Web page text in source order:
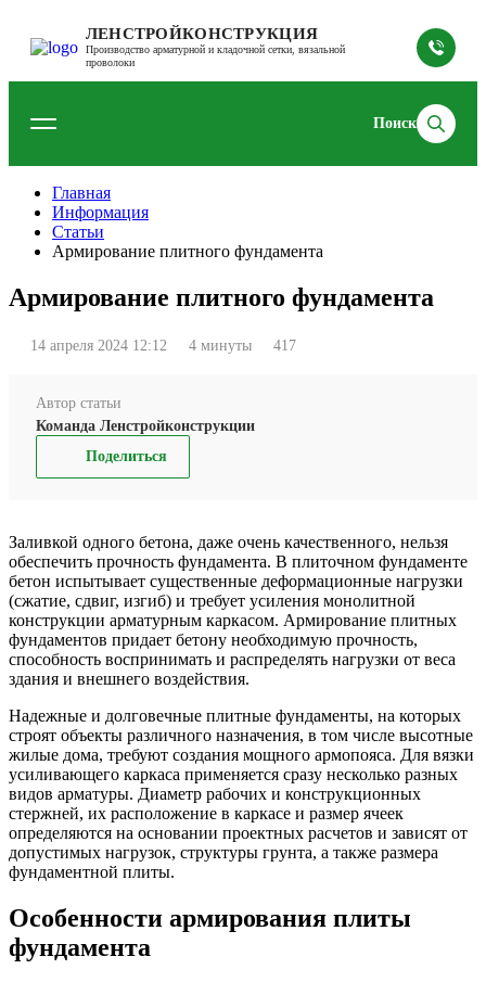
ЛЕНСТРОЙКОНСТРУКЦИЯ
Производство арматурной и кладочной сетки, вязальной
проволоки
Поиск
Главная
Информация
Статьи
Армирование плитного фундамента
Армирование плитного фундамента
14 апреля 2024 12:12 4 минуты 417
Автор статьи
Команда Ленстройконструкции
Поделиться
Заливкой одного бетона, даже очень качественного, нельзя
обеспечить прочность фундамента. В плиточном фундаменте
бетон испытывает существенные деформационные нагрузки
(сжатие, сдвиг, изгиб) и требует усиления монолитной
конструкции арматурным каркасом. Армирование плитных
фундаментов придает бетону необходимую прочность,
способность воспринимать и распределять нагрузки от веса
здания и внешнего воздействия.
Надежные и долговечные плитные фундаменты, на которых
строят объекты различного назначения, в том числе высотные
жилые дома, требуют создания мощного армопояса. Для вязки
усиливающего каркаса применяется сразу несколько разных
видов арматуры. Диаметр рабочих и конструкционных
стержней, их расположение в каркасе и размер ячеек
определяются на основании проектных расчетов и зависят от
допустимых нагрузок, структуры грунта, а также размера
фундаментной плиты.
Особенности армирования плиты
фундамента